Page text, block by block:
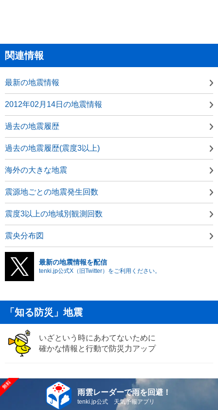
関連情報
最新の地震情報
2012年02月14日の地震情報
過去の地震履歴
過去の地震履歴(震度3以上)
海外の大きな地震
震源地ごとの地震発生回数
震度3以上の地域別観測回数
震央分布図
最新の地震情報を配信
tenki.jp公式X（旧Twitter）をご利用ください。
「知る防災」地震
いざという時にあわてないために
確かな情報と行動で防災力アップ
雨雲レーダーで雨を回避！
tenki.jp公式 天気予報アプリ